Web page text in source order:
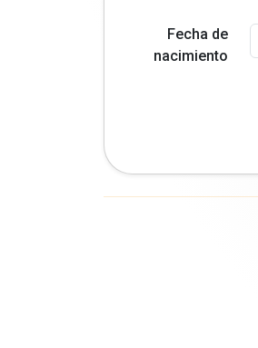
Fecha de
nacimiento